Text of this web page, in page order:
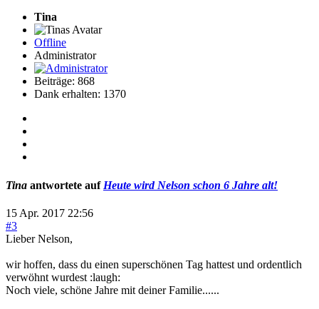
Tina
Offline
Administrator
Beiträge: 868
Dank erhalten: 1370
Tina antwortete auf Heute wird Nelson schon 6 Jahre alt!
15 Apr. 2017 22:56
#3
Lieber Nelson,
wir hoffen, dass du einen superschönen Tag hattest und ordentlich
verwöhnt wurdest :laugh:
Noch viele, schöne Jahre mit deiner Familie......